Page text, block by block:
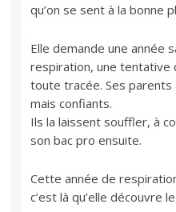
qu’on se sent à la bonne
Elle demande une année
respiration, une tentative
toute tracée. Ses parents
mais confiants.
Ils la laissent souffler, à
son bac pro ensuite.
Cette année de
c’est là qu’elle découvre